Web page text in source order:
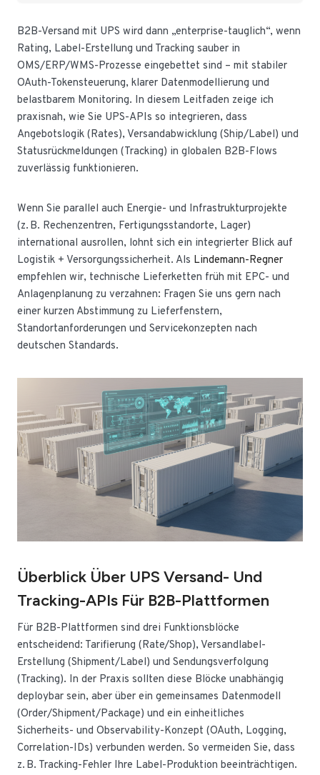
B2B-Versand mit UPS wird dann „enterprise-tauglich“, wenn
Rating, Label-Erstellung und Tracking sauber in
OMS/ERP/WMS-Prozesse eingebettet sind – mit stabiler
OAuth-Tokensteuerung, klarer Datenmodellierung und
belastbarem Monitoring. In diesem Leitfaden zeige ich
praxisnah, wie Sie UPS-APIs so integrieren, dass
Angebotslogik (Rates), Versandabwicklung (Ship/Label) und
Statusrückmeldungen (Tracking) in globalen B2B-Flows
zuverlässig funktionieren.
Wenn Sie parallel auch Energie- und Infrastrukturprojekte
(z. B. Rechenzentren, Fertigungsstandorte, Lager)
international ausrollen, lohnt sich ein integrierter Blick auf
Logistik + Versorgungssicherheit. Als Lindemann-Regner
empfehlen wir, technische Lieferketten früh mit EPC- und
Anlagenplanung zu verzahnen: Fragen Sie uns gern nach
einer kurzen Abstimmung zu Lieferfenstern,
Standortanforderungen und Servicekonzepten nach
deutschen Standards.
Überblick Über UPS Versand- Und
Tracking-APIs Für B2B-Plattformen
Für B2B-Plattformen sind drei Funktionsblöcke
entscheidend: Tarifierung (Rate/Shop), Versandlabel-
Erstellung (Shipment/Label) und Sendungsverfolgung
(Tracking). In der Praxis sollten diese Blöcke unabhängig
deploybar sein, aber über ein gemeinsames Datenmodell
(Order/Shipment/Package) und ein einheitliches
Sicherheits- und Observability-Konzept (OAuth, Logging,
Correlation-IDs) verbunden werden. So vermeiden Sie, dass
z. B. Tracking-Fehler Ihre Label-Produktion beeinträchtigen.